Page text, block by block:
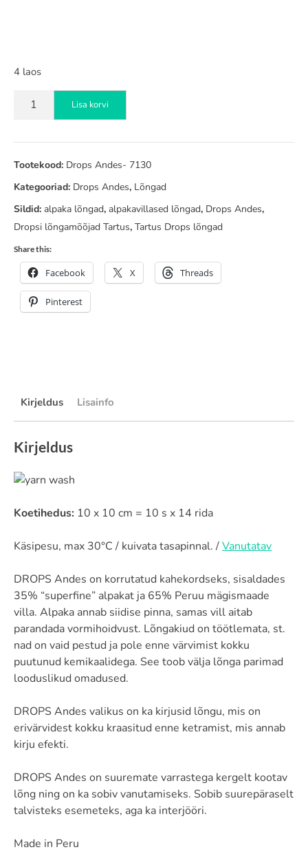
4 laos
Drops
mix
7130
kogus
Lisa korvi
Tootekood: Drops Andes- 7130
Kategooriad: Drops Andes, Lõngad
Sildid: alpaka lõngad, alpakavillased lõngad, Drops Andes,
Dropsi lõngamõõjad Tartus, Tartus Drops lõngad
Share this:
Facebook X Threads
Pinterest
Kirjeldus Lisainfo
Kirjeldus
Koetihedus: 10 x 10 cm = 10 s x 14 rida
Käsipesu, max 30°C / kuivata tasapinnal. /Vanutatav
DROPS Andes on korrutatud kahekordseks, sisaldades
35% “superfine” alpakat ja 65% Peruu mägismaade
villa. Alpaka annab siidise pinna, samas vill aitab
parandada vormihoidvust. Lõngakiud on töötlemata, st.
nad on vaid pestud ja pole enne värvimist kokku
puutunud kemikaalidega. See toob välja lõnga parimad
looduslikud omadused.
DROPS Andes valikus on ka kirjusid lõngu, mis on
erivärvidest kokku kraasitud enne ketramist, mis annab
kirju efekti.
DROPS Andes on suuremate varrastega kergelt kootav
lõng ning on ka sobiv vanutamiseks. Sobib suurepäraselt
talvisteks esemeteks, aga ka interjööri.
Made in Peru